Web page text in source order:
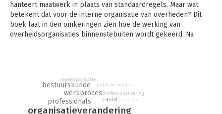
hanteert maatwerk in plaats van standaardregels. Maar wat
betekent dat voor de interne organisatie van overheden? Dit
boek laat in tien omkeringen zien hoe de werking van
overheidsorganisaties binnenstebuiten wordt gekeerd. Na
casusorganisatie.
Voorbij de eeuw van bureaucratie neemt de lezer mee naar de
geleidelijke ontwikkeling van de casusorganisatie en naar de
organisatieverandering
professionals
werkproces
bestuurskunde
casist
regelorganisatie
publieke waarde
professionalisering
hiërarchie